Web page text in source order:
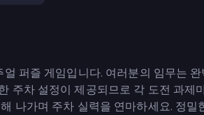
퍼즐 게임입니다. 여러분의 임무는
주차 설정이 제공되므로 각 도전 과제
나가며 주차 실력을 연마하세요. 정